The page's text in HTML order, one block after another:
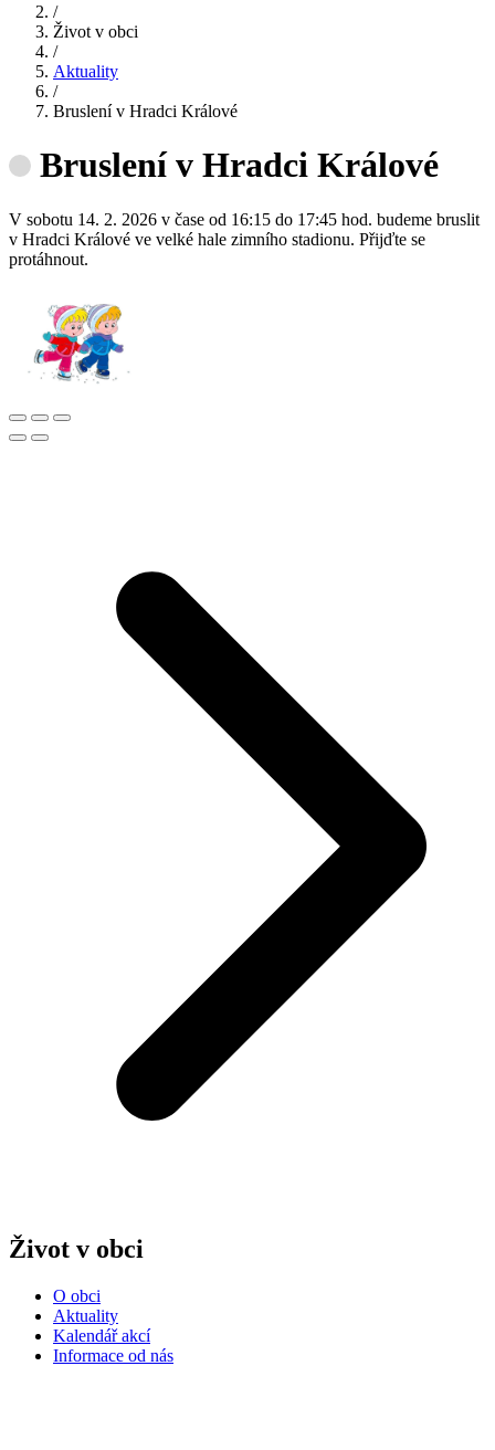
/
Život v obci
/
Aktuality
/
Bruslení v Hradci Králové
Bruslení v Hradci Králové
V sobotu 14. 2. 2026 v čase od 16:15 do 17:45 hod. budeme bruslit
v Hradci Králové ve velké hale zimního stadionu. Přijďte se
protáhnout.
Život v obci
O obci
Aktuality
Kalendář akcí
Informace od nás